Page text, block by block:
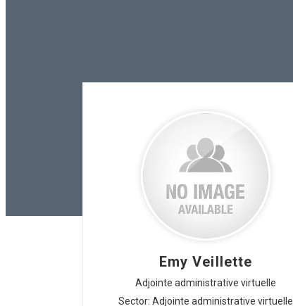
Emy Veillette
Adjointe administrative virtuelle
Sector: Adjointe administrative virtuelle